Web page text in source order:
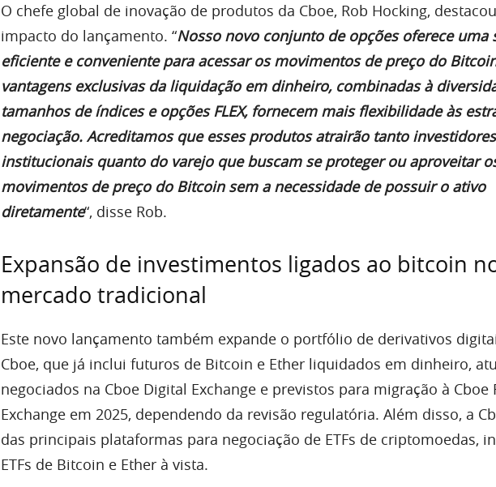
O chefe global de inovação de produtos da Cboe, Rob Hocking,
impacto do lançamento. “Nosso novo conjunto de opções oferece uma
eficiente e conveniente para acessar os movimentos de preço do
vantagens exclusivas da liquidação em dinheiro, combinadas à
tamanhos de índices e opções FLEX, fornecem mais flexibilidade às
negociação. Acreditamos que esses produtos atrairão tanto investidores
institucionais quanto do varejo que buscam se proteger ou aproveitar
movimentos de preço do Bitcoin sem a necessidade de possuir o ativo
diretamente“, disse Rob.
Expansão de investimentos ligados ao bitcoin
mercado tradicional
Este novo lançamento também expande o portfólio de derivativos
Cboe, que já inclui futuros de Bitcoin e Ether liquidados em dinheiro,
negociados na Cboe Digital Exchange e previstos para migração à Cboe
Exchange em 2025, dependendo da revisão regulatória. Além disso, a
das principais plataformas para negociação de ETFs de criptomoedas,
ETFs de Bitcoin e Ether à vista.